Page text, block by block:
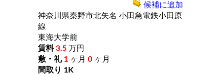
神奈川県秦野市北矢名 小田急電鉄小田原
線
東海大学前
3.5 万円
1 ヶ月 0 ヶ月
1K
候補に追加